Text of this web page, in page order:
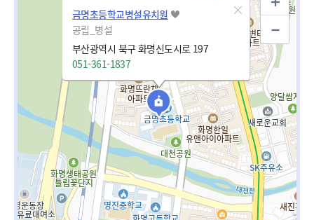
금명초등학교병설유치원
공립_병설
부산광역시 북구 화명신도시로 197
051-361-1837